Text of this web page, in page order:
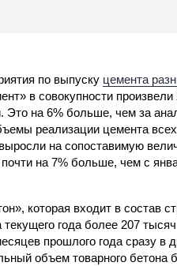
по выпуску цемента
в совокупности произвели
Это на 6% больше, чем за
реализации цемента всех
на сопоставимую
на 7% больше, чем с
которая входит в состав
года более 207 тысяч
прошлого года сразу в
объем товарного бетона